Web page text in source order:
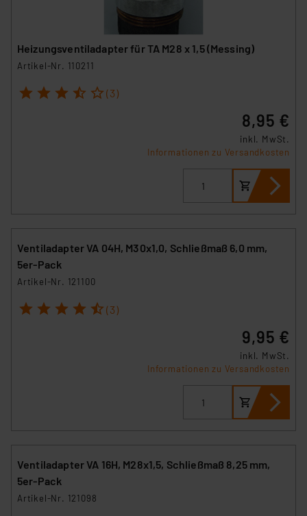
Heizungsventiladapter für TA M28 x 1,5 (Messing)
Artikel-Nr. 110211
1 2 3 4 5 (3)
8,95 €
inkl. MwSt.
Informationen zu Versandkosten
Ventiladapter VA 04H, M30x1,0, Schließmaß 6,0 mm,
5er-Pack
Artikel-Nr. 121100
1 2 3 4 5 (3)
9,95 €
inkl. MwSt.
Informationen zu Versandkosten
Ventiladapter VA 16H, M28x1,5, Schließmaß 8,25 mm,
5er-Pack
Artikel-Nr. 121098